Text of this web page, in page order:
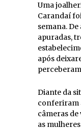
Uma
Carandaí
semana.
apuradas,
após
Diante da
conferiram
câmeras
as